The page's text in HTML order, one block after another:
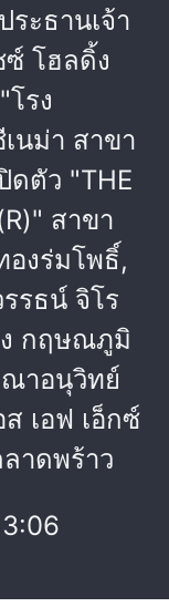
ะธานเจ้า
โฮลดิ้ง
รง
นม่า สาขา
ดตัว "THE
สาขา
งร่มโพธิ์,
รธน์ จิโร
กฤษณภูมิ
าอนุวิทย์
เอฟ เอ็กซ์
าดพร้าว